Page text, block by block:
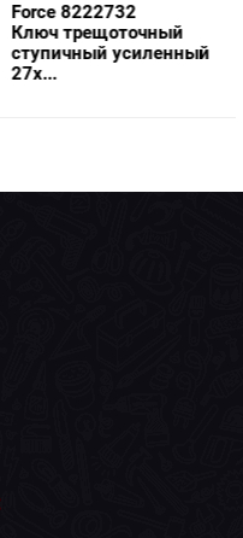
Force 8222732
Ключ трещоточный
ступичный усиленный
27x...